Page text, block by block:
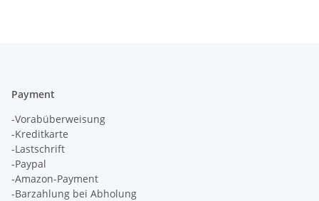
Payment
-Vorabüberweisung
-Kreditkarte
-Lastschrift
-Paypal
-Amazon-Payment
-Barzahlung bei Abholung